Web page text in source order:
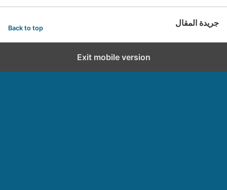
جريدة المقال Back to top
Exit mobile version